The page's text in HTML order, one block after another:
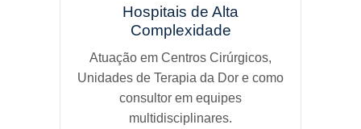
Hospitais de Alta
Complexidade
Atuação em Centros Cirúrgicos,
Unidades de Terapia da Dor e como
consultor em equipes
multidisciplinares.